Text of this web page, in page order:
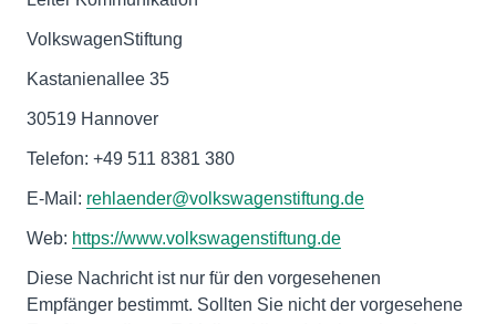
VolkswagenStiftung
Kastanienallee 35
30519 Hannover
Telefon: +49 511 8381 380
E-Mail: rehlaender@volkswagenstiftung.de
Web: https://www.volkswagenstiftung.de
Diese Nachricht ist nur für den vorgesehenen
Empfänger bestimmt. Sollten Sie nicht der vorgesehene